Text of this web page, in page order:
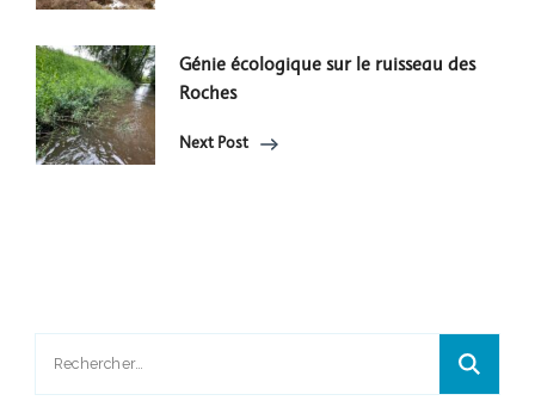
Génie écologique sur le ruisseau des
Roches
Next Post